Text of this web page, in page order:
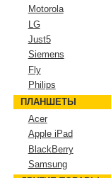
Motorola
LG
Just5
Siemens
Fly
Philips
ПЛАНШЕТЫ
Acer
Apple iPad
BlackBerry
Samsung